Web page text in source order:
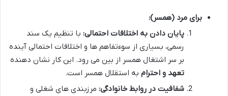
برای مرد (همسر):
پایان دادن به اختلافات احتمالی: با تنظیم یک سند
رسمی، بسیاری از سوءتفاهم ها و اختلافات احتمالی آینده
بر سر اشتغال همسر از بین می رود. این کار نشان دهنده
تعهد و احترام به استقلال همسر است.
شفافیت در روابط خانوادگی: مرزبندی های شغلی و